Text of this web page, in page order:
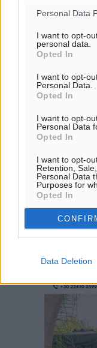
Personal Data
I want to opt-
personal data.
Opted In
I want to opt-
Personal Data.
Opted In
I want to opt-
Personal Data
Opted In
I want to opt-
Retention,
Personal Data
Purposes for
Opted In
Data Deletion